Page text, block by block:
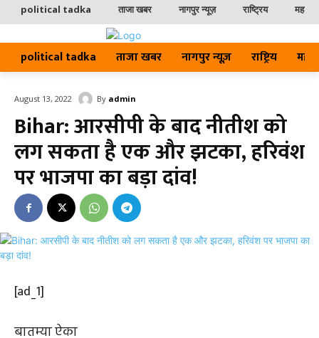
political tadka ताजा खबर नागपुर न्यूज़ राष्ट्रिय
political tadka ताजा खबर नागपुर न्यूज़ राष्ट्रिय
August 13, 2022 By admin
Bihar: आरसीपी के बाद नीतीश को
लग सकता है एक और झटका, हरिवंश
पर भाजपा का बड़ा दांव!
[ad_1]
बातम्या ऐका